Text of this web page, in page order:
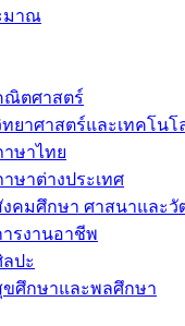
มาณ
ณิตศาสตร์
ยาศาสตร์และเทคโนโ
าษาไทย
ษาต่างประเทศ
งคมศึกษา ศาสนาและ
ารงานอาชีพ
ปะ
ขศึกษาและพลศึกษา